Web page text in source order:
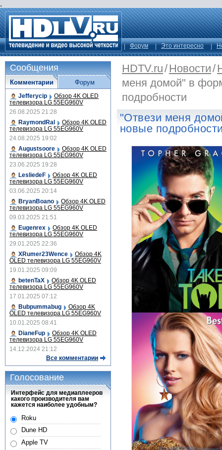
.
Форум Это интересно
HDTV.ru/Новости/
меня домой" в
подробности
"Отвези меня
новые
Сообщения
Комментарии
Jefferycip Обзор 4K OLED
телевизора LG 55EG960V
26.08.2025 21:28
RaymondRal
Обзор 4K OLED
телевизора LG 55EG960V
24.08.2025 19:02
Augustsoore
Обзор 4K OLED
телевизора LG 55EG960V
23.06.2025 19:28
LesliedeF
Обзор 4K OLED
телевизора LG 55EG960V
03.06.2025 20:14
BryanBoano
Обзор 4K OLED
телевизора LG 55EG960V
09.03.2025 21:51
Eugenrex
Обзор 4K OLED
телевизора LG 55EG960V
29.01.2025 22:36
XRumer23Wence
Обзор 4K
OLED телевизора LG 55EG960V
19.01.2025 09:09
betenTaX
Обзор 4K OLED
телевизора LG 55EG960V
17.01.2025 07:12
Bubpummabug
Обзор 4K
OLED телевизора LG 55EG960V
10.01.2025 08:41
DianeFup
Обзор 4K OLED
телевизора LG 55EG960V
14.12.2024 21:12
Все комментарии
Форум
Голосование
Интерфейс для медиаплееров
какого производителя вам
кажется наиболее удобным?
Roku
Dune HD
Apple TV